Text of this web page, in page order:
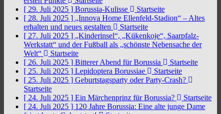
[ 29. Juli 2025 ] Borussia-Kulisse
Startseite
[ 28. Juli 2025 ] „Innova Home Ellenfeld-Stadion“ – Altes
erhalten und neues gestalten
Startseite
[ 27. Juli 2025 ] „Kinderinsel“, „Kükenkoje“, Saarpfalz-
Werkstatt“ und der Fußball als „schönste Nebensache der
Welt“
Startseite
[ 26. Juli 2025 ] Bitterer Abend für Borussia
Startseite
[ 25. Juli 2025 ] Lepidoptera Borussiae
Startseite
[ 25. Juli 2025 ] Geburtstagsparty oder Party-Crash?
Startseite
[ 24. Juli 2025 ] Ein Märchenprinz für Borussia?
Startseite
[ 24. Juli 2025 ] 120 Jahre Borussia: Eine alte junge Dame